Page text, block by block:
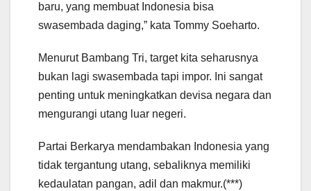
baru, yang membuat Indonesia bisa
swasembada daging,” kata Tommy Soeharto.
Menurut Bambang Tri, target kita seharusnya
bukan lagi swasembada tapi impor. Ini sangat
penting untuk meningkatkan devisa negara dan
mengurangi utang luar negeri.
Partai Berkarya mendambakan Indonesia yang
tidak tergantung utang, sebaliknya memiliki
kedaulatan pangan, adil dan makmur.(***)